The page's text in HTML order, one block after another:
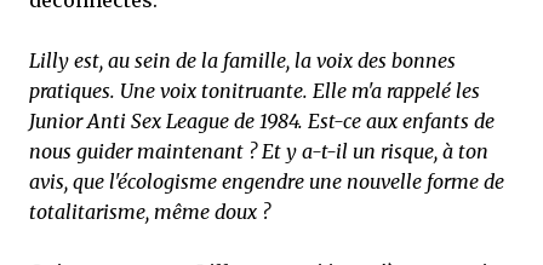
Lilly est, au sein de la famille, la voix des bonnes
pratiques. Une voix tonitruante. Elle m'a rappelé les
Junior Anti Sex League de 1984. Est-ce aux enfants de
nous guider maintenant ? Et y a-t-il un risque, à ton
avis, que l'écologisme engendre une nouvelle forme de
totalitarisme, même doux ?